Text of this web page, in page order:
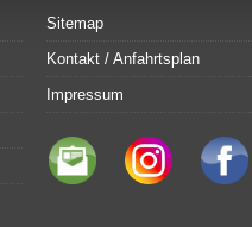
Sitemap
Kontakt / Anfahrtsplan
Impressum